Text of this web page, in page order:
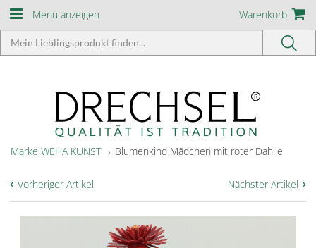
Menü anzeigen Warenkorb
Marke WEHA KUNST Blumenkind Mädchen mit roter Dahlie
Nächster Artikel ›
‹ Vorheriger Artikel